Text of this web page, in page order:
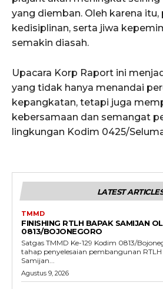
yang diemban. Oleh karena
kedisiplinan, serta jiwa
semakin diasah.
Upacara Korp Raport ini
yang tidak hanya menandai
kepangkatan, tetapi juga
kebersamaan dan semangat
lingkungan Kodim 0425/
LATEST
TMMD
FINISHING RTLH BAPAK SAMIJAN
0813/BOJONEGORO
Satgas TMMD Ke-129 Kodim 0813/
tahap penyelesaian pembangunan
Samijan...
Agustus 9, 2026